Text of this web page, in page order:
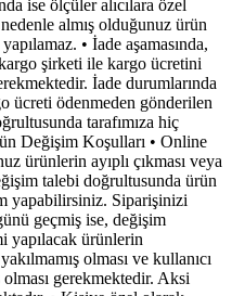
ise ölçüler alıcılara özel
almış olduğunuz ürün
• İade aşamasında,
şirketi ile kargo ücretini
İade durumlarında
ücreti ödenmeden gönderilen
tarafımıza hiç
Değişim Koşulları • Online
ürünlerin ayıplı çıkması veya
talebi doğrultusunda ürün
yapabilirsiniz. Siparişinizi
geçmiş ise, değişim
yapılacak ürünlerin
olması ve kullanıcı
gerekmektedir. Aksi